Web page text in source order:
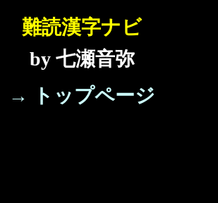
難読漢字ナビ
by 七瀬音弥
→ トップページ